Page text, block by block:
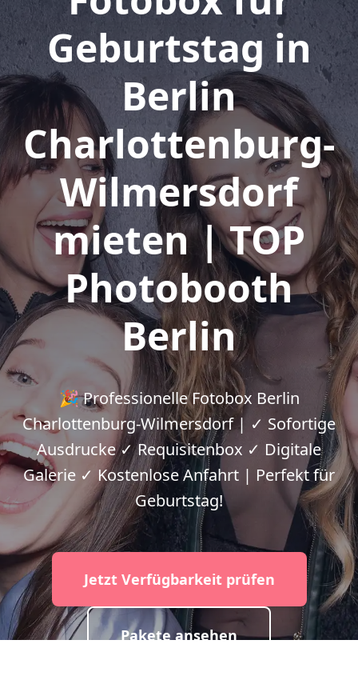
Geburtstag in
Berlin
Charlottenburg-
Wilmersdorf
mieten | TOP
Photobooth
Berlin
🎉 Professionelle Fotobox Berlin
Charlottenburg-Wilmersdorf | ✓ Sofortige
Ausdrucke ✓ Requisitenbox ✓ Digitale
Galerie ✓ Kostenlose Anfahrt | Perfekt für
Geburtstag!
Jetzt Verfügbarkeit prüfen
Pakete ansehen